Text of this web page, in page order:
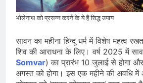
देशभर में विशेष कार्यक्रमों
बुनकरों और पारंपरिक
August 2, 2026
अंतरराष्ट्रीय हवाई अड्डे का
आंध्र प्रदेश में ₹18,000
परियोजनाओं की शुरुआत
August 2, 2026
केंद्र सरकार ने विस्तारित
Scheme को मंजूरी दी,
करने के लिए ₹36,441
August 1, 2026
भोलेनाथ को प्रसन्न करने के ये हैं सिद्ध उपाय
सावन का महीना हिन्दू धर्म में विशेष महत्व
शिव की आराधना के लिए। वर्ष 2025 में
Somvar) का प्रारंभ 10 जुलाई से होगा
अगस्त को होगा। इस एक महीने की अवधि